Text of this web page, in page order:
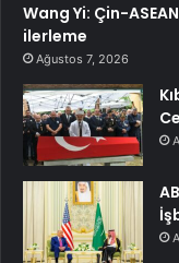
Wang Yi: Çin-
ilerleme
Ağustos 7, 2026